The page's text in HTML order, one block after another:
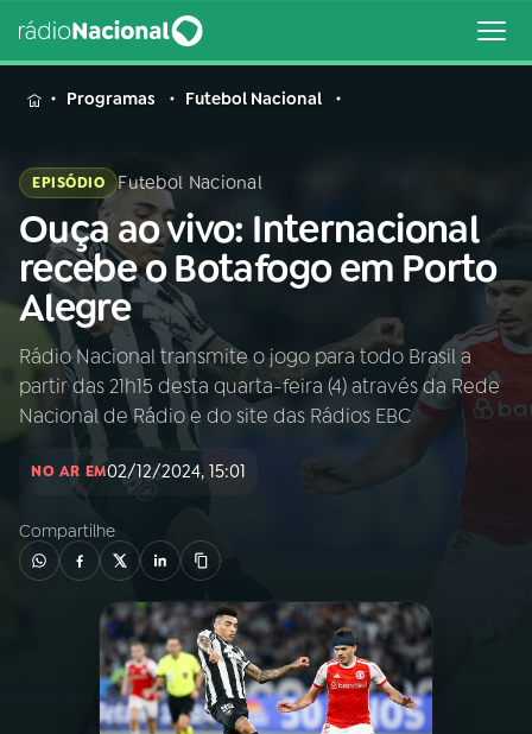
MENU
Buscar
na
Rádio
Nacional
Buscar
AO VIVO
01 INÍCIO
PROGRAMAS
Programas Futebol Nacional
EPISÓDIO Futebol Nacional
Ouça ao vivo: Internacional
recebe o Botafogo em Porto
Alegre
Rádio Nacional transmite o jogo para todo Brasil a
partir das 21h15 desta quarta-feira (4) através da Rede
Nacional de Rádio e do site das Rádios EBC
NO AR EM02/12/2024, 15:01
Compartilhe